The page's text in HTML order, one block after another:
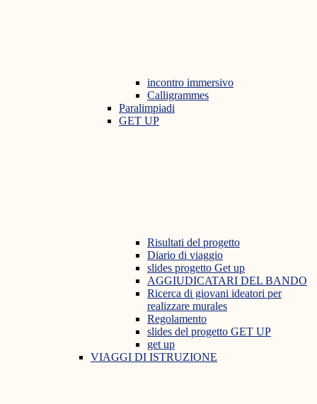
incontro immersivo
Calligrammes
Paralimpiadi
GET UP
Risultati del progetto
Diario di viaggio
slides progetto Get up
AGGIUDICATARI DEL BANDO
Ricerca di giovani ideatori per
realizzare murales
Regolamento
slides del progetto GET UP
get up
VIAGGI DI ISTRUZIONE